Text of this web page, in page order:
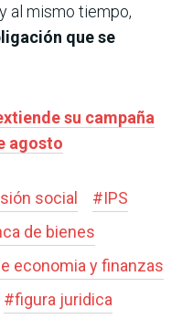
al mismo tiempo,
que se
su campaña
agosto
social #IPS
de bienes
economia y finanzas
#figura juridica